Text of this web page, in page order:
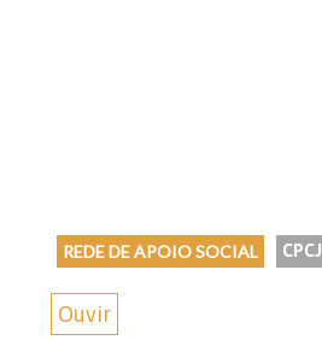
REDE DE APOIO SOCIAL CPCJ
Ouvir